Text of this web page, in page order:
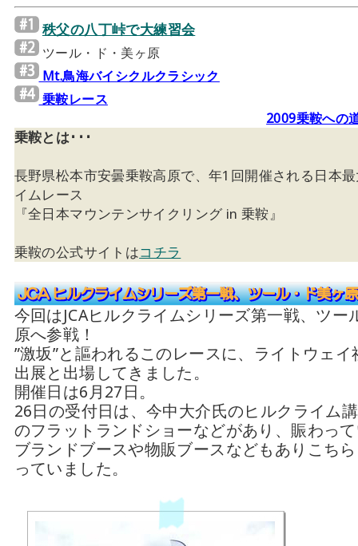
秩父の八丁峠で大練習会
ツール・ド・美ヶ原
Mt.鳥海バイシクルクラシック
乗鞍レース
2009乗鞍への
乗鞍とは･･･
長野県松本市安曇乗鞍高原で、年1回開催される日本
イムレース
『全日本マウンテンサイクリング in 乗鞍』
乗鞍の公式サイトはコチラ
今回はJCAヒルクライムシリーズ第一戦、ツー
原へ参戦！
”激坂”と謳われるこのレースに、ライトウェ
出展と出場してきました。
開催日は6月27日。
26日の受付日は、今中大介氏のヒルクライム
のフラットランドショーなどがあり、賑わっ
ブランドブースや物販ブースなどもありこち
っていました。